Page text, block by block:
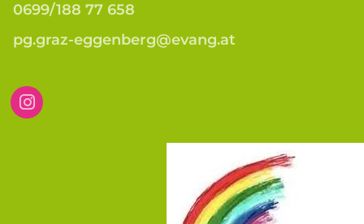
0699/188 77 658
pg.graz-eggenberg@evang.at